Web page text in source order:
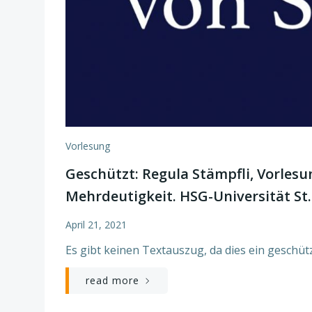
Vorlesung
Geschützt: Regula Stämpfli,
Mehrdeutigkeit. HSG-Universität
April 21, 2021
Es gibt keinen Textauszug, da dies ein
read more